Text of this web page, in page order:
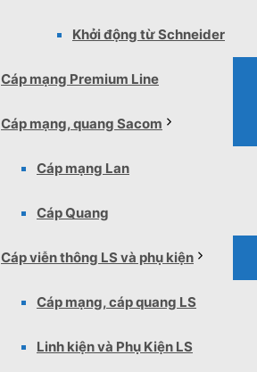
Khởi động từ Schneider
Cáp mạng Premium Line
Cáp mạng, quang Sacom
Cáp mạng Lan
Cáp Quang
Cáp viễn thông LS và phụ kiện
Cáp mạng, cáp quang LS
Linh kiện và Phụ Kiện LS